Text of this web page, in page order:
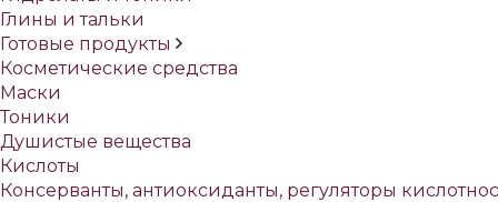
Глины и тальки
Готовые продукты
Косметические средства
Маски
Тоники
Душистые вещества
Кислоты
Консерванты, антиоксиданты, регуляторы